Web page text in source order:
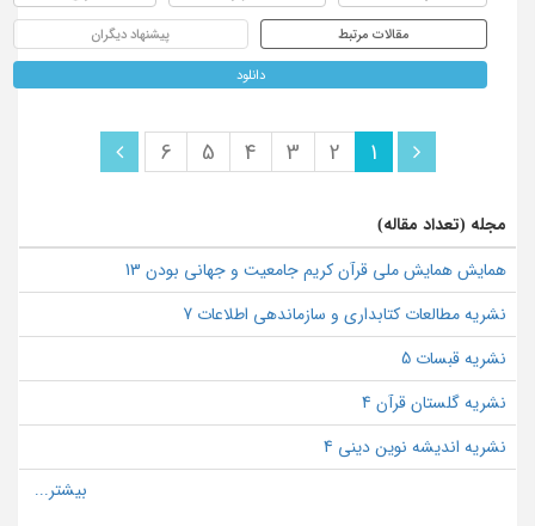
مقالات مرتبط پیشنهاد دیگران
دانلود
1
2
3
4
5
6
مجله (تعداد مقاله)
همایش همایش ملی قرآن کریم جامعیت و جهانی بودن 13
نشریه مطالعات کتابداری و سازماندهی اطلاعات 7
نشریه قبسات 5
نشریه گلستان قرآن 4
نشریه اندیشه نوین دینی 4